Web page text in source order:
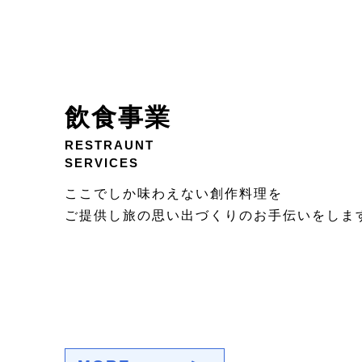
飲食事業
RESTRAUNT
SERVICES
ここでしか味わえない創作料理を
ご提供し旅の思い出づくりのお手伝いをしま